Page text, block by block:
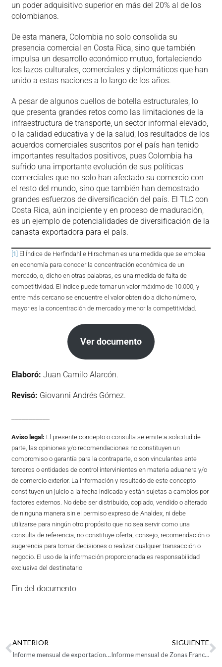
un poder adquisitivo superior en más del 20% al de los
colombianos.
De esta manera, Colombia no solo consolida su
presencia comercial en Costa Rica, sino que también
impulsa un desarrollo económico mutuo, fortaleciendo
los lazos culturales, comerciales y diplomáticos que han
unido a estas naciones a lo largo de los años.
A pesar de algunos cuellos de botella estructurales, lo
que presenta grandes retos como las limitaciones de la
infraestructura de transporte, un sector informal elevado,
o la calidad educativa y de la salud; los resultados de los
acuerdos comerciales suscritos por el país han tenido
importantes resultados positivos, pues Colombia ha
sufrido una importante evolución de sus políticas
comerciales que no solo han afectado su comercio con
el resto del mundo, sino que también han demostrado
grandes esfuerzos de diversificación del país. El TLC con
Costa Rica, aún incipiente y en proceso de maduración,
es un ejemplo de potencialidades de diversificación de la
canasta exportadora para el país.
[1] El Índice de Herfindahl e Hirschman es una medida que se emplea
en economía para conocer la concentración económica de un
mercado, o, dicho en otras palabras, es una medida de falta de
competitividad. El índice puede tomar un valor máximo de 10.000, y
entre más cercano se encuentre el valor obtenido a dicho número,
mayor es la concentración de mercado y menor la competitividad.
Ver documento
Elaboró: Juan Camilo Alarcón.
Revisó: Giovanni Andrés Gómez.
Aviso legal: El presente concepto o consulta se emite a solicitud de
parte, las opiniones y/o recomendaciones no constituyen un
compromiso o garantía para la contraparte, o son vinculantes ante
terceros o entidades de control intervinientes en materia aduanera y/o
de comercio exterior. La información y resultado de este concepto
constituyen un juicio a la fecha indicada y están sujetas a cambios por
factores externos. No debe ser distribuido, copiado, vendido o alterado
de ninguna manera sin el permiso expreso de Analdex, ni debe
utilizarse para ningún otro propósito que no sea servir como una
consulta de referencia, no constituye oferta, consejo, recomendación o
sugerencia para tomar decisiones o realizar cualquier transacción o
negocio. El uso de la información proporcionada es responsabilidad
exclusiva del destinatario.
Fin del documento
ANTERIOR
Informe mensual de exportaciones colombianas: Mayo de 2024
SIGUIENTE
Informe mensual de Zonas Francas: Mayo de 2024